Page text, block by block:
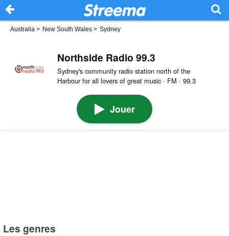
Australia > New South Wales > Sydney
Northside Radio 99.3
Sydney's community radio station north of the
Harbour for all lovers of great music · FM · 99.3
Jouer
Les genres